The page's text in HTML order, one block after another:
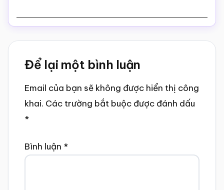
Reader
Interactions
Để lại một bình luận
Email của bạn sẽ không được hiển thị công
khai. Các trường bắt buộc được đánh dấu
*
Bình luận *